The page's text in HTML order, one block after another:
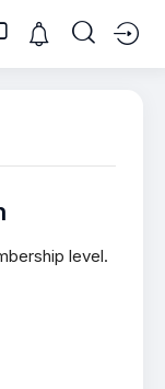
level.